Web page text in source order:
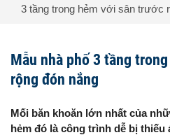
3 tầng trong hẻm với sân trước
Mẫu nhà phố 3 tầng
rộng đón nắng
Mối băn khoăn lớn nhất của
hẻm đó là công trình dễ bị thiếu